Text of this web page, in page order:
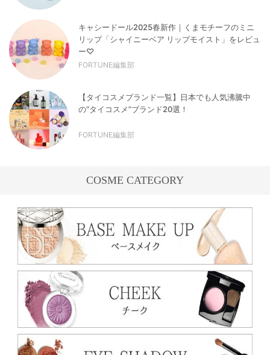
キャシードール2025春新作｜くまモチーフのミニ
リップ「シャイニーベア リップモイスト」をレビュ
ー♡
FORTUNE編集部
【タイコスメブランド一覧】日本でも人気沸騰中
の“タイコスメ”ブランド20選！
FORTUNE編集部
COSME CATEGORY